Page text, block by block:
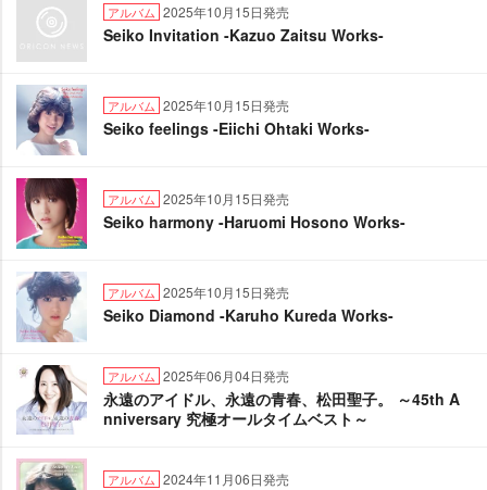
アルバム 2025年10月15日発売
Seiko Invitation -Kazuo Zaitsu Works-
アルバム 2025年10月15日発売
Seiko feelings -Eiichi Ohtaki Works-
アルバム 2025年10月15日発売
Seiko harmony -Haruomi Hosono Works-
アルバム 2025年10月15日発売
Seiko Diamond -Karuho Kureda Works-
アルバム 2025年06月04日発売
永遠のアイドル、永遠の青春、松田聖子。 ～45th A
nniversary 究極オールタイムベスト～
アルバム 2024年11月06日発売